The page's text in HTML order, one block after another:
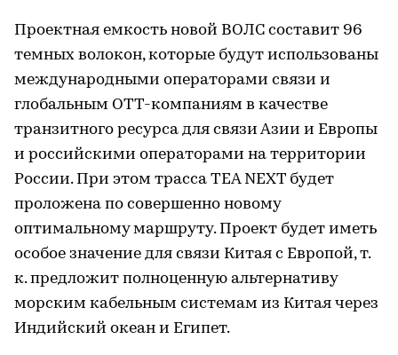
Проектная емкость новой ВОЛС составит 96
темных волокон, которые будут использованы
международными операторами связи и
глобальным ОТТ-компаниям в качестве
транзитного ресурса для связи Азии и Европы
и российскими операторами на территории
России. При этом трасса TEA NEXT будет
проложена по совершенно новому
оптимальному маршруту. Проект будет иметь
особое значение для связи Китая с Европой, т.
к. предложит полноценную альтернативу
морским кабельным системам из Китая через
Индийский океан и Египет.